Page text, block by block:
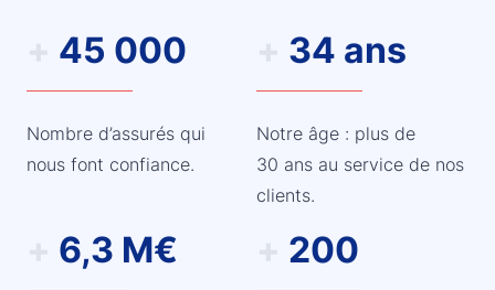
45 000
Nombre d’assurés qui
nous font confiance.
34 ans
Notre âge : plus de
30 ans au service de nos
clients.
6,3 M€ 200